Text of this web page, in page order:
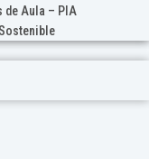
de Aula – PIA